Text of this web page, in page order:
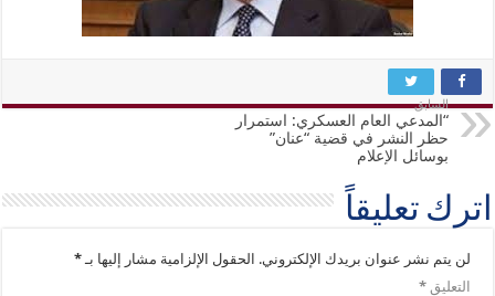
السابق
“المدعي العام العسكري: استمرار
حظر النشر في قضية “عنان”
بوسائل الإعلام
اترك تعليقاً
لن يتم نشر عنوان بريدك الإلكتروني. الحقول الإلزامية مشار إليها بـ*
التعليق*